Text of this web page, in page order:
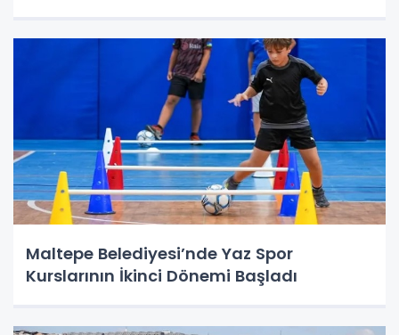
Maltepe Belediyesi’nde Yaz Spor
Kurslarının İkinci Dönemi Başladı